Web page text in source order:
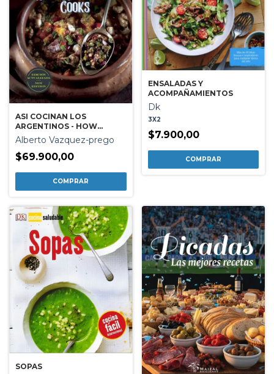
ASI COCINAN LOS
ARGENTINOS - HOW
ARGENTINA COOKS
Alberto Vazquez-prego
$69.900,00
ENSALADAS Y
ACOMPAÑAMIENTOS
Dk
3X2
$7.900,00
SOPAS